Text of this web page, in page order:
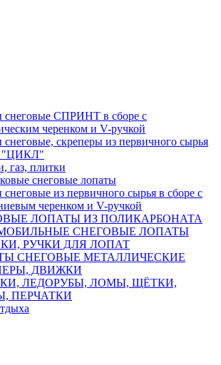
снеговые СПРИНТ в сборе с
черенком и V-ручкой
скреперы из первичного сырья
"ЦИКЛ"
газ, плитки
снеговые лопаты
из первичного сырья в сборе с
черенком и V-ручкой
ЛОПАТЫ ИЗ ПОЛИКАРБОНАТА
СНЕГОВЫЕ ЛОПАТЫ
РУЧКИ ДЛЯ ЛОПАТ
СНЕГОВЫЕ МЕТАЛЛИЧЕСКИЕ
ДВИЖКИ
ЛЕДОРУБЫ, ЛОМЫ, ЩЁТКИ,
ПЕРЧАТКИ